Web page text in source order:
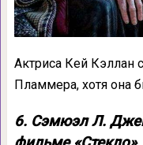
Актриса Кей Кэллан
Пламмера, хотя она
6. Сэмюэл Л.